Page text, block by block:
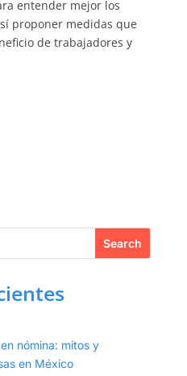
entender mejor los
proponer medidas que
de trabajadores y